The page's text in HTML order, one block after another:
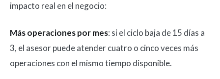
impacto real en el negocio:
Más operaciones por mes: si el ciclo baja de 15 días a
3, el asesor puede atender cuatro o cinco veces más
operaciones con el mismo tiempo disponible.